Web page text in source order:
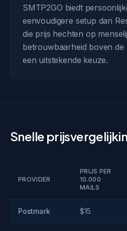
SMTP2GO biedt
eenvoudigere setup dan
die prijs hechten op
betrouwbaarheid boven de
een uitstekende keuze.
Snelle
PROVIDER
PRIJS PER
10.000
MAILS
Postmark $15